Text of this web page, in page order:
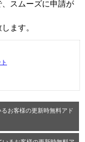
スムーズに申請が
ます。
お客様の更新時無料アド